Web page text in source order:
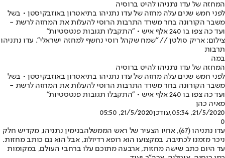
המחזה של עדו נתניהו להיט ברוסיה
לפני חמש שנים עלה מחזה של עדו נתניהו בתיאטרון באוזבקיסטן • בשל
משבר הקורונה בחר משרד התרבות הרוסי להעלות את המחזה לרשת -
ועד כה צפו בו 240 אלף איש • "התקבלו תגובות פנטסטיות"
צילום: אריק סולטן // "שמח שקהל רוסי נחשף למחזה ישראלי". עדו נתניהו
תרבות
במה
המחזה של עדו נתניהו להיט ברוסיה
לפני חמש שנים עלה מחזה של עדו נתניהו בתיאטרון באוזבקיסטן • בשל
משבר הקורונה בחר משרד התרבות הרוסי להעלות את המחזה לרשת -
ועד כה צפו בו 240 אלף איש • "התקבלו תגובות פנטסטיות"
מאיה כהן
21/5/2020, 05:34
,עודכן21/5/2020, 05:50
0
עדו נתניהו (67), אחיו הצעיר של ראש הממשלה
בנימין נתניהו, מקדיש חלק
ניכר מזמנו לכתיבה. במקצועו הוא רופא רדיולוג, אבל הוא גם כותב מחזות.
עד היום כתב שישה מחזות, ארבעה מתוכם עלו ברחבי העולם, במקומות